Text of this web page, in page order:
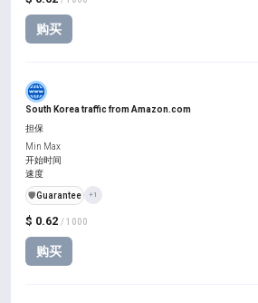
购买
South Korea traffic from Amazon.com
$ 0.62 / 1000
购买
担保
Min Max
开始时间
速度
️🛡️Guarantee +1